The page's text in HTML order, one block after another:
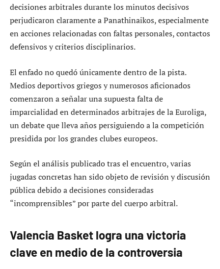
decisiones arbitrales durante los minutos decisivos
perjudicaron claramente a Panathinaikos, especialmente
en acciones relacionadas con faltas personales, contactos
defensivos y criterios disciplinarios.
El enfado no quedó únicamente dentro de la pista.
Medios deportivos griegos y numerosos aficionados
comenzaron a señalar una supuesta falta de
imparcialidad en determinados arbitrajes de la Euroliga,
un debate que lleva años persiguiendo a la competición
presidida por los grandes clubes europeos.
Según el análisis publicado tras el encuentro, varias
jugadas concretas han sido objeto de revisión y discusión
pública debido a decisiones consideradas
“incomprensibles” por parte del cuerpo arbitral.
Valencia Basket logra una victoria
clave en medio de la controversia